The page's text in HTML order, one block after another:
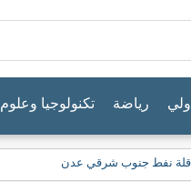
رياضة تكنولوجيا وعلوم
ناقلة نفط جنوب شرقي عدن